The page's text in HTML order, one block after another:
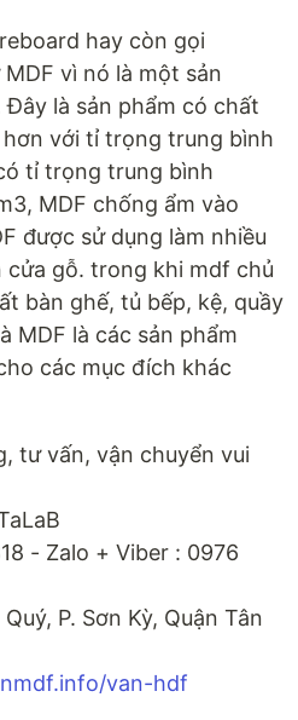
hay còn gọi
vì nó là một sản
là sản phẩm có chất
với tỉ trọng trung bình
tỉ trọng trung bình
MDF chống ẩm vào
được sử dụng làm nhiều
gỗ. trong khi mdf chủ
bàn ghế, tủ bếp, kệ, quầy
MDF là các sản phẩm
các mục đích khác
tư vấn, vận chuyển vui
- Zalo + Viber : 0976
P. Sơn Kỳ, Quận Tân
van-hdf